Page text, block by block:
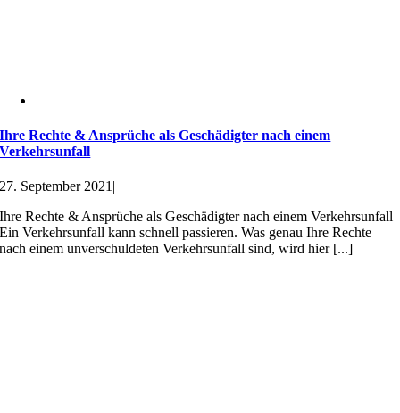
Ihre Rechte & Ansprüche als Geschädigter nach einem
Verkehrsunfall
27. September 2021 |
Ihre Rechte & Ansprüche als Geschädigter nach einem Verkehrsunfall
Ein Verkehrsunfall kann schnell passieren. Was genau Ihre Rechte
nach einem unverschuldeten Verkehrsunfall sind, wird hier [...]